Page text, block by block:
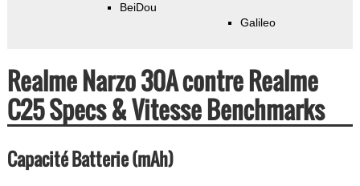
BeiDou
Galileo
Realme Narzo 30A contre Realme
C25 Specs & Vitesse Benchmarks
Capacité Batterie (mAh)